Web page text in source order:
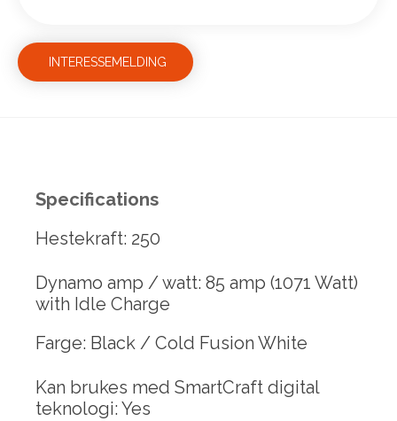
INTERESSEMELDING
Specifications
Hestekraft: 250
Dynamo amp / watt: 85 amp (1071 Watt)
with Idle Charge
Farge: Black / Cold Fusion White
Kan brukes med SmartCraft digital
teknologi: Yes